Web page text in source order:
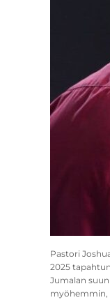
Pastori
2025
Jumalan
myöhemmin,